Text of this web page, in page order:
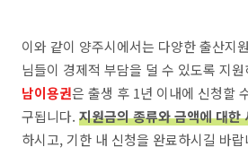
이와 같이 양주시에서는 다양한 출산지
님들이 경제적 부담을 덜 수 있도록 지
남이용권은 출생 후 1년 이내에 신청할
구됩니다. 지원금의 종류와 금액에 대한
하시고, 기한 내 신청을 완료하시길 바랍